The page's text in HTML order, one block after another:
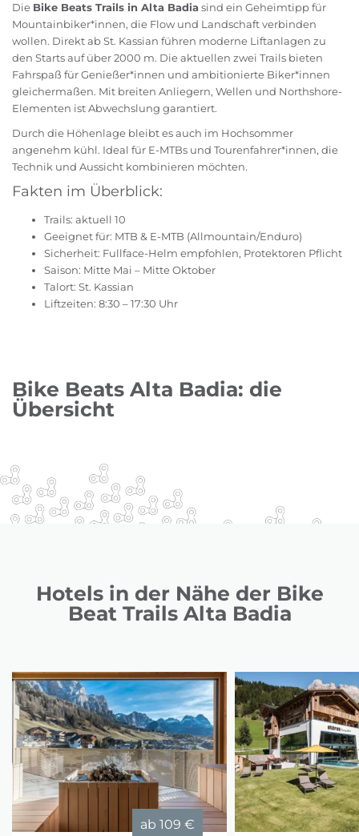
Die Bike Beats Trails in Alta Badia sind ein Geheimtipp für
Mountainbiker*innen, die Flow und Landschaft verbinden
wollen. Direkt ab St. Kassian führen moderne Liftanlagen zu
den Starts auf über 2000 m. Die aktuellen zwei Trails bieten
Fahrspaß für Genießer*innen und ambitionierte Biker*innen
gleichermaßen. Mit breiten Anliegern, Wellen und Northshore-
Elementen ist Abwechslung garantiert.
Durch die Höhenlage bleibt es auch im Hochsommer
angenehm kühl. Ideal für E-MTBs und Tourenfahrer*innen, die
Technik und Aussicht kombinieren möchten.
Fakten im Überblick:
Trails: aktuell 10
Geeignet für: MTB & E-MTB (Allmountain/Enduro)
Sicherheit: Fullface-Helm empfohlen, Protektoren Pflicht
Saison: Mitte Mai – Mitte Oktober
Talort: St. Kassian
Liftzeiten: 8:30 – 17:30 Uhr
Bike Beats Alta Badia: die
Übersicht
Hotels in der Nähe der Bike
Beat Trails Alta Badia
ab 109 €